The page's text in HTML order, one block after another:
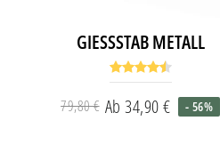
GIESSSTAB METALL
Normaler
79,80 € Sonderpreis
Ab 34,90 € - 56%